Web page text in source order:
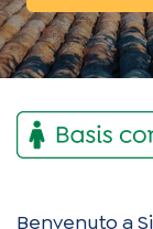
Benvenuto a